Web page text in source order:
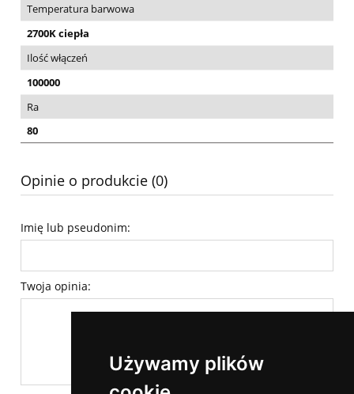
Używamy plików
Temperatura barwowa
2700K ciepła
Ilość włączeń
100000
Ra
80
Opinie o produkcie (0)
Imię lub pseudonim:
Twoja opinia: